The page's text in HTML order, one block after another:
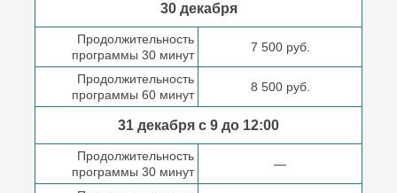
30 декабря
Продолжительность
программы 30 минут
7 500 руб.
Продолжительность
программы 60 минут
8 500 руб.
31 декабря с 9 до 12:00
Продолжительность
программы 30 минут
—